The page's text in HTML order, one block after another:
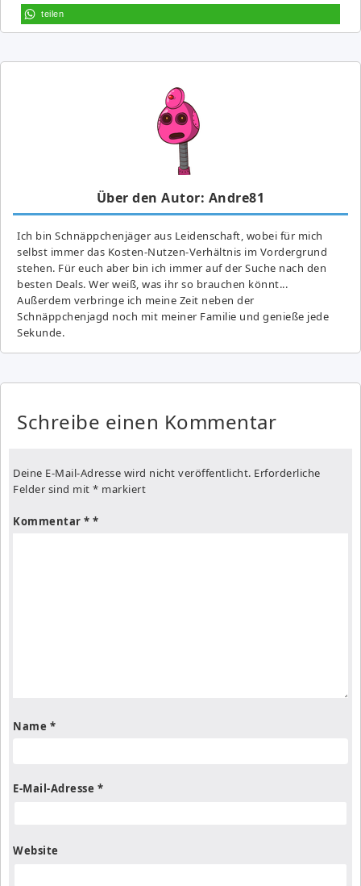
teilen
Über den Autor: Andre81
Ich bin Schnäppchenjäger aus Leidenschaft, wobei für mich
selbst immer das Kosten-Nutzen-Verhältnis im Vordergrund
stehen. Für euch aber bin ich immer auf der Suche nach den
besten Deals. Wer weiß, was ihr so brauchen könnt...
Außerdem verbringe ich meine Zeit neben der
Schnäppchenjagd noch mit meiner Familie und genieße jede
Sekunde.
Schreibe einen Kommentar
Deine E-Mail-Adresse wird nicht veröffentlicht. Erforderliche
Felder sind mit * markiert
Kommentar *
Name *
E-Mail-Adresse *
Website